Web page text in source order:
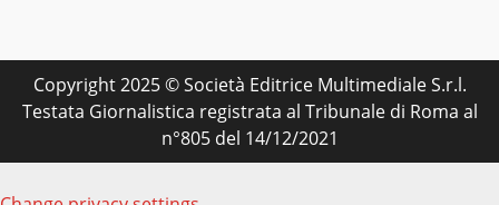
Copyright 2025 © Società Editrice Multimediale S.r.l.
Testata Giornalistica registrata al Tribunale di Roma al
n°805 del 14/12/2021